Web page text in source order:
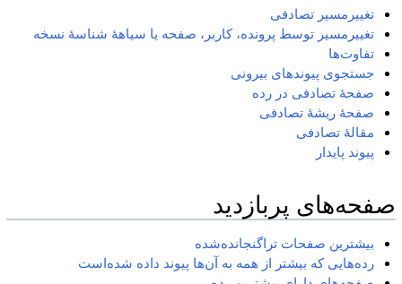
تغییرمسیر تصادفی
تغییرمسیر توسط پرونده، کاربر، صفحه یا سیاههٔ شناسهٔ نسخه
تفاوت‌ها
جستجوی پیوندهای بیرونی
صفحهٔ تصادفی در رده
صفحهٔ ریشهٔ تصادفی
مقالهٔ تصادفی
پیوند پایدار
صفحه‌های پربازدید
بیشترین صفحات تراگنجانده‌شده
رده‌هایی که بیشتر از همه به آن‌ها پیوند داده شده‌است